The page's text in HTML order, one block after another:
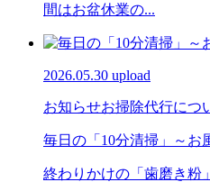
間はお盆休業の...
2026.05.30 upload
お知らせお掃除代行につ
毎日の「10分清掃」～お
終わりかけの「歯磨き粉